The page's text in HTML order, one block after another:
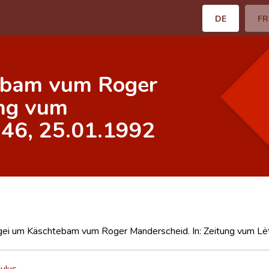
DE FR
vum Roger
vum
25.01.1992
um Käschtebam vum Roger Manderscheid. In: Zeitung vum